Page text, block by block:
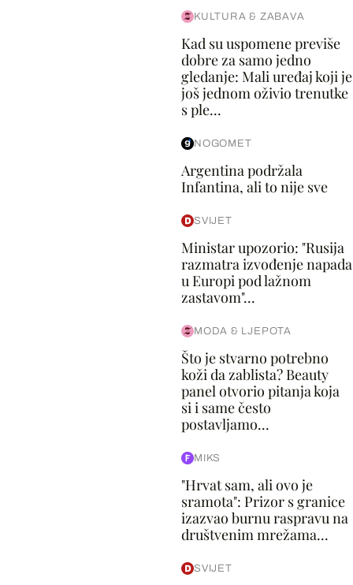
KULTURA & ZABAVA
Kad su uspomene previše
dobre za samo jedno
gledanje: Mali uređaj koji je
još jednom oživio trenutke
s ple...
NOGOMET
Argentina podržala
Infantina, ali to nije sve
SVIJET
Ministar upozorio: "Rusija
razmatra izvođenje napada
u Europi pod lažnom
zastavom"...
MODA & LJEPOTA
Što je stvarno potrebno
koži da zablista? Beauty
panel otvorio pitanja koja
si i same često
postavljamo...
MIKS
"Hrvat sam, ali ovo je
sramota": Prizor s granice
izazvao burnu raspravu na
društvenim mrežama...
SVIJET